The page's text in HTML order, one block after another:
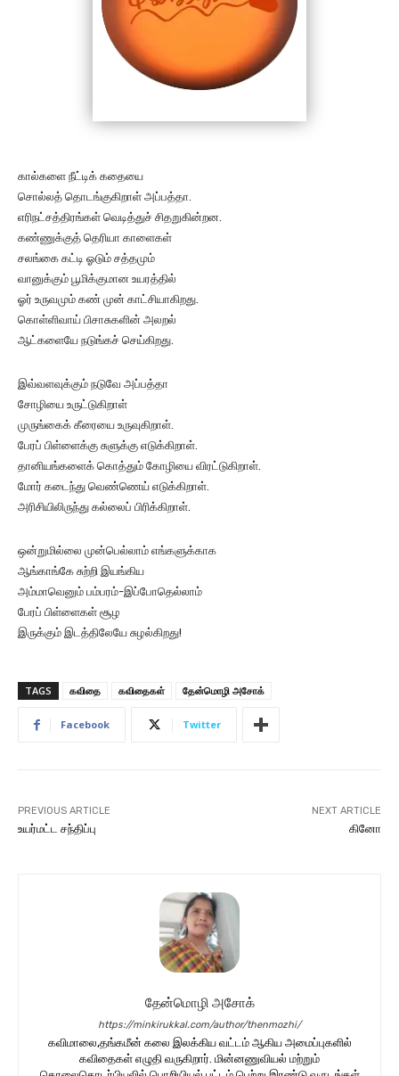
கால்களை நீட்டிக் கதையை
சொல்லத் தொடங்குகிறாள் அப்பத்தா.
எரிநட்சத்திரங்கள் வெடித்துச் சிதறுகின்றன.
கண்ணுக்குத் தெரியா காளைகள்
சலங்கை கட்டி ஓடும் சத்தமும்
வானுக்கும் பூமிக்குமான உயரத்தில்
ஓர் உருவமும் கண் முன் காட்சியாகிறது.
கொள்ளிவாய் பிசாசுகளின் அலறல்
ஆட்களையே நடுங்கச் செய்கிறது.
இவ்வளவுக்கும் நடுவே அப்பத்தா
சோழியை உருட்டுகிறாள்
முருங்கைக் கீரையை உருவுகிறாள்.
பேரப் பிள்ளைக்கு சுளுக்கு எடுக்கிறாள்.
தானியங்களைக் கொத்தும் கோழியை விரட்டுகிறாள்.
மோர் கடைந்து வெண்ணெய் எடுக்கிறாள்.
அரிசியிலிருந்து கல்லைப் பிரிக்கிறாள்.
ஒன்றுமில்லை முன்பெல்லாம் எங்களுக்காக
ஆங்காங்கே சுற்றி இயங்கிய
அம்மாவெனும் பம்பரம்-இப்போதெல்லாம்
பேரப் பிள்ளைகள் சூழ
இருக்கும் இடத்திலேயே சுழல்கிறது!
TAGS கவிதை கவிதைகள் தேன்மொழி அசோக்
Facebook Twitter
PREVIOUS ARTICLE
உயர்மட்ட சந்திப்பு
NEXT ARTICLE
கினோ
தேன்மொழி அசோக்
https://minkirukkal.com/author/thenmozhi/
கவிமாலை,தங்கமீன் கலை இலக்கிய வட்டம் ஆகிய அமைப்புகளில்
கவிதைகள் எழுதி வருகிறார். மின்னணுவியல் மற்றும்